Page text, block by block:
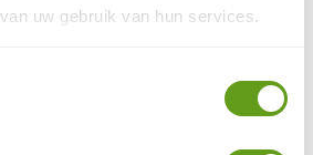
uw gebruik van hun services.